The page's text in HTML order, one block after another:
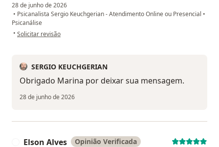
28 de junho de 2026
• Psicanalista Sergio Keuchgerian - Atendimento Online ou Presencial •
Psicanálise
• na opinião do utilizador Marina Almeida
Solicitar revisão
SERGIO KEUCHGERIAN
Obrigado Marina por deixar sua mensagem.
28 de junho de 2026
Elson Alves Opinião Verificada